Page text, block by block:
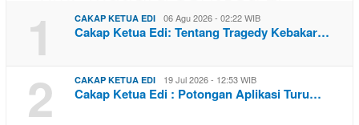
1 CAKAP KETUA EDI 06 Agu 2026 - 02:22 WIB
Cakap Ketua Edi: Tentang Tragedy Kebakar…
2 CAKAP KETUA EDI 19 Jul 2026 - 12:53 WIB
Cakap Ketua Edi : Potongan Aplikasi Turu…